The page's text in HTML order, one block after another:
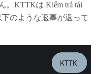
。KTTKは Kiểm trả tái
のような返事が返って